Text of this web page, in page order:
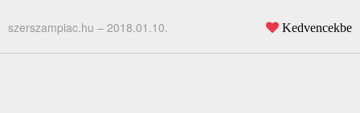
szerszampiac.hu – 2018.01.10. Kedvencekbe